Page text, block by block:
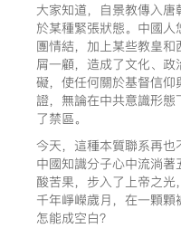
大家知道，自景教傳入
於某種緊張狀態。中國
團情結，加上某些教皇
屑一顧，造成了文化、
礙，使任何關於基督信
證，無論在中共意識形
了禁區。
今天，這種本質聯系再
中國知識分子心中流淌
酸苦果，步入了上帝之
千年崢嶸歲月，在一顆顆
怎能成空白？